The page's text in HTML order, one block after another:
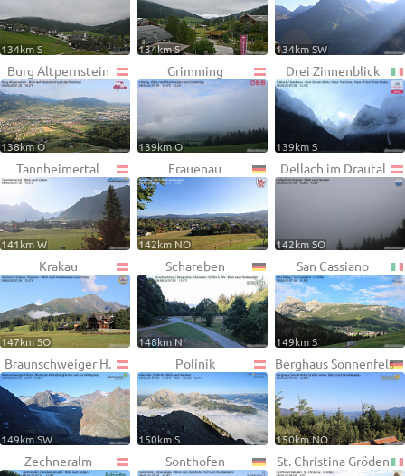
134km S 134km S 134km SW
Burg Altpernstein
138km O
Grimming
139km O
Drei Zinnenblick
139km S
Tannheimertal
141km W
Frauenau
142km NO
Dellach im Drautal
142km SO
Krakau
147km SO
Schareben
148km N
San Cassiano
149km S
Braunschweiger H.
149km SW
Polinik
150km S
Berghaus Sonnenfels
150km NO
Zechneralm Sonthofen St. Christina Gröden